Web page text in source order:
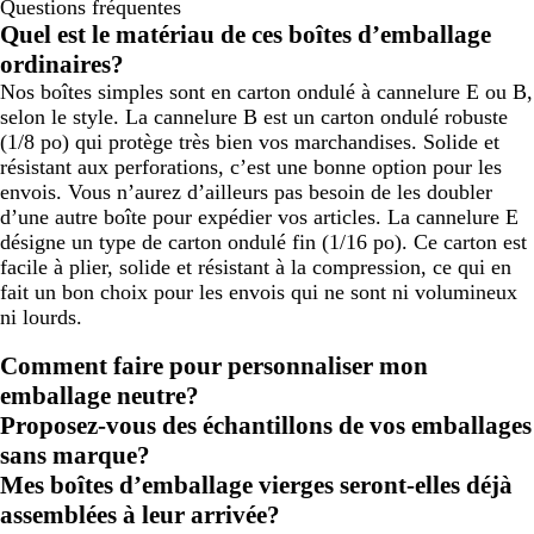
Questions fréquentes
Quel est le matériau de ces boîtes d’emballage
ordinaires?
Nos boîtes simples sont en carton ondulé à cannelure E ou B,
selon le style. La cannelure B est un carton ondulé robuste
(1/8 po) qui protège très bien vos marchandises. Solide et
résistant aux perforations, c’est une bonne option pour les
envois. Vous n’aurez d’ailleurs pas besoin de les doubler
d’une autre boîte pour expédier vos articles. La cannelure E
désigne un type de carton ondulé fin (1/16 po). Ce carton est
facile à plier, solide et résistant à la compression, ce qui en
fait un bon choix pour les envois qui ne sont ni volumineux
ni lourds.
Comment faire pour personnaliser mon
emballage neutre?
Proposez-vous des échantillons de vos emballages
sans marque?
Mes boîtes d’emballage vierges seront-elles déjà
assemblées à leur arrivée?